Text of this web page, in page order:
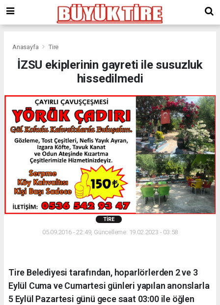
giriş
kingroyal
Anasayfa Tire
İZSU ekiplerinin gayreti ile susuzluk
hissedilmedi
TIRE
05.09.2016 - 22:49, Güncelleme: 19.02.2023 - 03:58
Tire Belediyesi tarafından, hoparlörlerden 2 ve 3
Eylül Cuma ve Cumartesi günleri yapılan anonslarla
5 Eylül Pazartesi günü gece saat 03:00 ile öğlen